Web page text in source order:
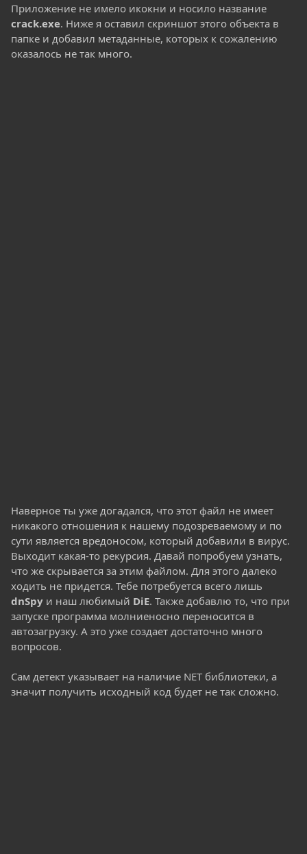
Приложение не имело икокни и носило название
crack.exe. Ниже я оставил скриншот этого объекта в
папке и добавил метаданные, которых к сожалению
оказалось не так много.
Наверное ты уже догадался, что этот файл не имеет
никакого отношения к нашему подозреваемому и по
сути является вредоносом, который добавили в вирус.
Выходит какая-то рекурсия. Давай попробуем узнать,
что же скрывается за этим файлом. Для этого далеко
ходить не придется. Тебе потребуется всего лишь
dnSpy и наш любимый DiE. Также добавлю то, что при
запуске программа молниеносно переносится в
автозагрузку. А это уже создает достаточно много
вопросов.
Сам детект указывает на наличие NET библиотеки, а
значит получить исходный код будет не так сложно.